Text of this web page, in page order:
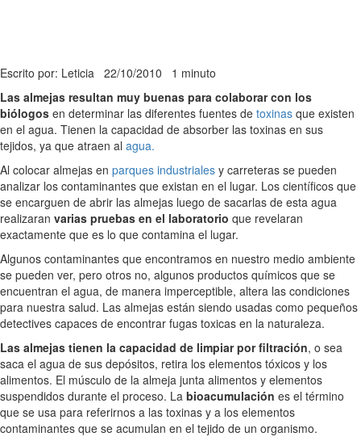
Escrito por: Leticia 22/10/2010 1 minuto
Las almejas resultan muy buenas para colaborar con los
biólogos en determinar las diferentes fuentes de toxinas que existen
en el agua. Tienen la capacidad de absorber las toxinas en sus
tejidos, ya que atraen al agua.
Al colocar almejas en parques industriales y carreteras se pueden
analizar los contaminantes que existan en el lugar. Los científicos que
se encarguen de abrir las almejas luego de sacarlas de esta agua
realizaran varias pruebas en el laboratorio que revelaran
exactamente que es lo que contamina el lugar.
Algunos contaminantes que encontramos en nuestro medio ambiente
se pueden ver, pero otros no, algunos productos químicos que se
encuentran el agua, de manera imperceptible, altera las condiciones
para nuestra salud. Las almejas están siendo usadas como pequeños
detectives capaces de encontrar fugas toxicas en la naturaleza.
Las almejas tienen la capacidad de limpiar por filtración, o sea
saca el agua de sus depósitos, retira los elementos tóxicos y los
alimentos. El músculo de la almeja junta alimentos y elementos
suspendidos durante el proceso. La bioacumulación es el término
que se usa para referirnos a las toxinas y a los elementos
contaminantes que se acumulan en el tejido de un organismo.